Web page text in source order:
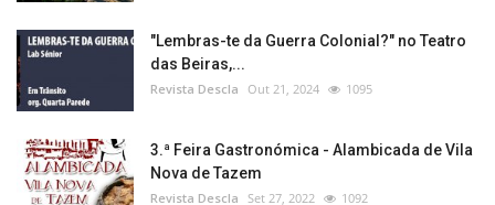
"Lembras-te da Guerra Colonial?" no Teatro
das Beiras,...
Revista Descla Out 21, 2024 1095
3.ª Feira Gastronómica - Alambicada de Vila
Nova de Tazem
Revista Descla Set 27, 2022 1092